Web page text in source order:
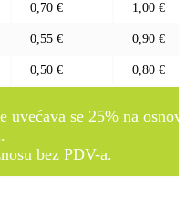
0,70 € 1,00 €
0,55 € 0,90 €
0,50 € 0,80 €
uvećava se 25% na
bez PDV-a.